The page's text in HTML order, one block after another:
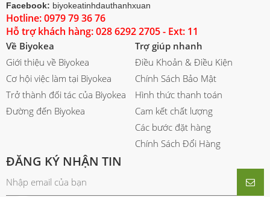
Facebook: biyokeatinhdauthanhxuan
Hotline: 0979 79 36 76
Hỗ trợ khách hàng: 028 6292 2705 - Ext: 11
Về Biyokea
Giới thiệu về Biyokea
Cơ hội việc làm tại Biyokea
Trở thành đối tác của Biyokea
Đường đến Biyokea
Trợ giúp nhanh
Điều Khoản & Điều Kiện
Chính Sách Bảo Mật
Hình thức thanh toán
Cam kết chất lượng
Các bước đặt hàng
Chính Sách Đổi Hàng
ĐĂNG KÝ NHẬN TIN